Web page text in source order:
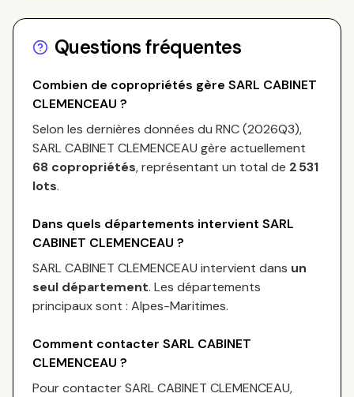
Questions fréquentes
Combien de copropriétés gère SARL CABINET
CLEMENCEAU ?
Selon les dernières données du RNC (2026Q3),
SARL CABINET CLEMENCEAU gère actuellement
68 copropriétés, représentant un total de 2 531
lots.
Dans quels départements intervient SARL
CABINET CLEMENCEAU ?
SARL CABINET CLEMENCEAU intervient dans un
seul département. Les départements
principaux sont : Alpes-Maritimes.
Comment contacter SARL CABINET
CLEMENCEAU ?
Pour contacterSARL CABINET CLEMENCEAU,